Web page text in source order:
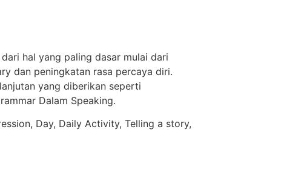
hal yang paling dasar mulai dari
dan peningkatan rasa percaya diri.
yang diberikan seperti
Dalam Speaking.
Day, Daily Activity, Telling a story,